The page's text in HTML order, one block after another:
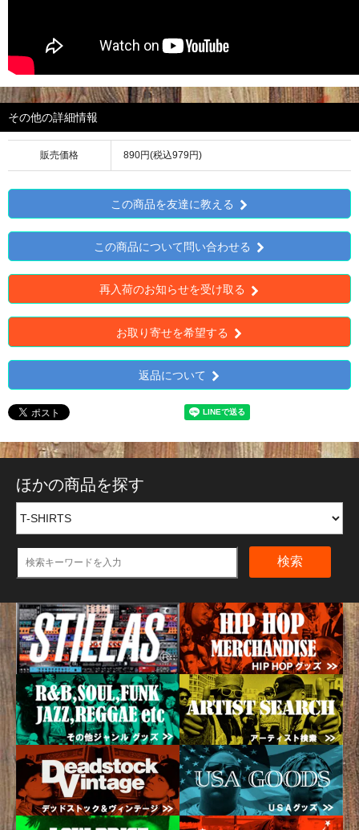
その他の詳細情報
販売価格 890円(税込979円)
この商品を友達に教える
この商品について問い合わせる
再入荷のお知らせを受け取る
お取り寄せを希望する
返品について
ほかの商品を探す
検索